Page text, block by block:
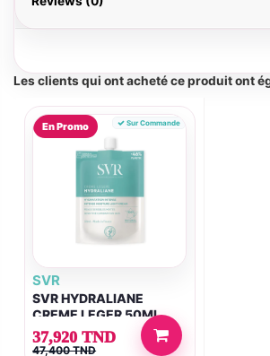
Les clients qui ont acheté ce produit ont
En Promo Sur Commande
SVR
SVR HYDRALIANE
CREME LEGER 50ML
37,920 TND
47,400 TND